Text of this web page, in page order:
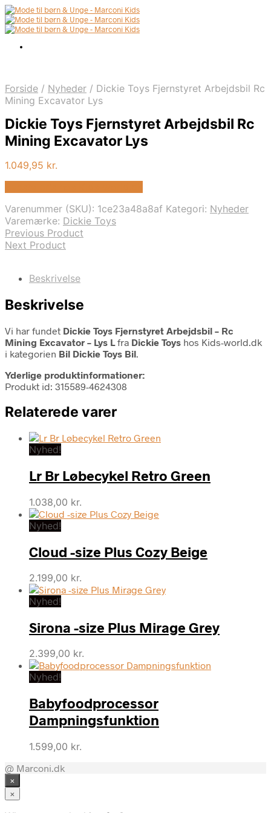
Forside / Nyheder / Dickie Toys Fjernstyret Arbejdsbil Rc
Mining Excavator Lys
Dickie Toys Fjernstyret Arbejdsbil Rc
Mining Excavator Lys
1.049,95 kr.
Varenummer (SKU): 1ce23a48a8af Kategori: Nyheder
Varemærke: Dickie Toys
Previous Product
Next Product
Beskrivelse
Beskrivelse
Vi har fundet Dickie Toys Fjernstyret Arbejdsbil – Rc
Mining Excavator – Lys Lfra Dickie Toys hos Kids-world.dk
i kategorien Bil Dickie Toys Bil.
Yderlige produktinformationer:
Produkt id: 315589-4624308
Relaterede varer
Nyhed!
Lr Br Løbecykel Retro Green
1.038,00 kr.
Nyhed!
Cloud -size Plus Cozy Beige
2.199,00 kr.
Nyhed!
Sirona -size Plus Mirage Grey
2.399,00 kr.
Nyhed!
Babyfoodprocessor
Dampningsfunktion
1.599,00 kr.
@ Marconi.dk
×
×